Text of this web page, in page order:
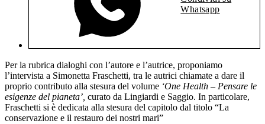
Whatsapp
Per la rubrica dialoghi con l’autore e l’autrice, proponiamo
l’intervista a Simonetta Fraschetti, tra le autrici chiamate a dare il
proprio contributo alla stesura del volume ‘One Health – Pensare le
esigenze del pianeta’, curato da Lingiardi e Saggio. In particolare,
Fraschetti si è dedicata alla stesura del capitolo dal titolo “La
conservazione e il restauro dei nostri mari”